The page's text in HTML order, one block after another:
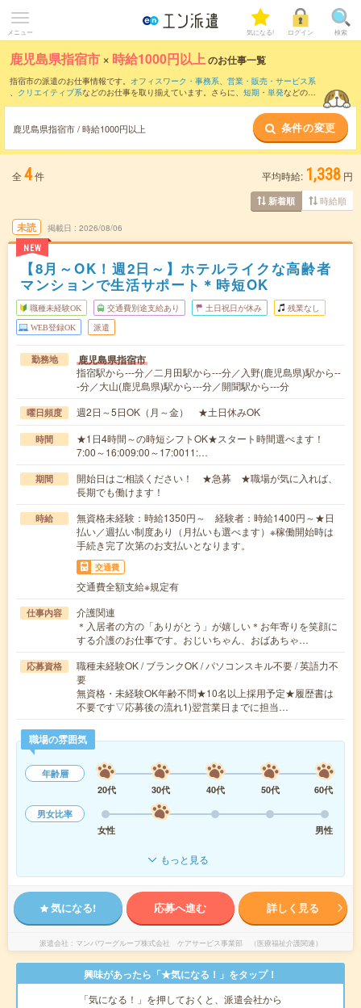
メニュー 気になる! ログイン 検索
鹿児島県指宿市 × 時給1000円以上のお仕事一覧
指宿市の派遣のお仕事情報です。 オフィスワーク・事務系、 営業・販売・サービス系
、 クリエイティブ系などのお仕事を取り揃えています。さらに、 短期 ・ 単発などの期
時給1050円以上・ 1800円以上の求人はこちら
当サイトでは法令を遵守し、最低賃金以上の求人のみを掲載しています。
鹿児島県指宿市 / 時給1000円以上 条件の変更
全 4件 平均時給: 1,338 円
新着順 時給順
未読
NEW
掲載日 2026/08/06
【8月～OK！週2日～】ホテルライクな高齢者
マンションで生活サポート＊時短OK
職種未経験OK 交通費別途支給あり 土日祝日が休み 残業なし
WEB登録OK 派遣
勤務地 鹿児島県指宿市
指宿駅から---分／二月田駅から---分／入野(鹿児島県)駅から--
-分／大山(鹿児島県)駅から---分／開聞駅から---分
曜日頻度 週2日～5日OK（月～金） ★土日休みOK
時間
★1日4時間～の時短シフトOK★スタート時間選べます！
7:00～16:009:00～17:0011:…
期間
開始日はご相談ください！ ★急募 ★職場が気に入れば、
長期でも働けます！
時給
無資格未経験：時給1350円～ 経験者：時給1400円～★日
払い／週払い制度あり（月払いも選べます）※稼働開始時は
手続き完了次第のお支払いとなります。
交通費
交通費全額支給※規定有
仕事内容
介護関連
＊入居者の方の「ありがとう」が嬉しい＊お年寄りを笑顔に
する介護のお仕事です。おじいちゃん、おばあちゃ…
応募資格
職種未経験OK / ブランクOK / パソコンスキル不要 / 英語力不
要
無資格・未経験OK年齢不問★10名以上採用予定★履歴書は
不要です▽応募後の流れ1)翌営業日までに担当…
職場の雰囲気
年齢層
20代
30代 40代 50代
60代
男女比率
女性
男性
もっと見る
気になる! 応募へ進む 詳しく見る
派遣会社 マンパワーグループ株式会社 ケアサービス事業部 （医療福祉介護関連）
興味があったら「★気になる！」をタップ！
「気になる！」を押しておくと、派遣会社から